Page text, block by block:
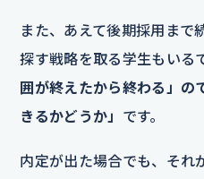
また、あえて後期採用まで
探す戦略を取る学生もいる
囲が終えたから終わる」の
きるかどうか」 です。
内定が出た場合でも、それ